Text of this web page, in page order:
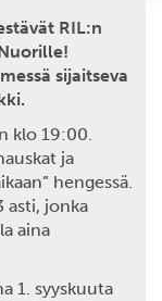
RIL:n
sijaitseva
klo 19:00.
ja
hengessä.
asti, jonka
aina
1. syyskuuta